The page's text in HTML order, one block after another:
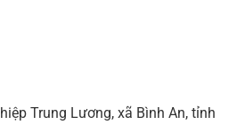
Trung Lương, xã Bình An, tỉnh